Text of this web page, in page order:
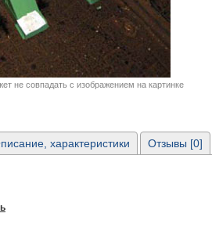
не совпадать с изображением на картинке
характеристики Отзывы [0]